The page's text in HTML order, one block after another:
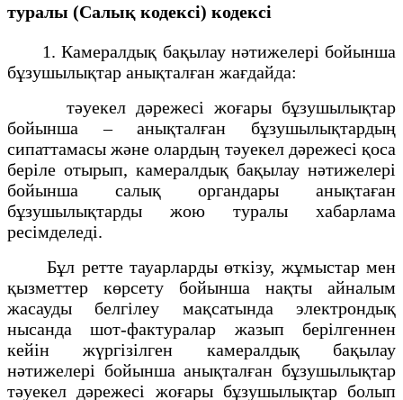
туралы (Салық кодексі) кодексі
1. Камералдық бақылау нәтижелері бойынша
бұзушылықтар анықталған жағдайда:
тәуекел дәрежесі жоғары бұзушылықтар
бойынша – анықталған бұзушылықтардың
сипаттамасы және олардың тәуекел дәрежесі қоса
беріле отырып, камералдық бақылау нәтижелері
бойынша салық органдары анықтаған
бұзушылықтарды жою туралы хабарлама
ресімделеді.
Бұл ретте тауарларды өткізу, жұмыстар мен
қызметтер көрсету бойынша нақты айналым
жасауды белгілеу мақсатында электрондық
нысанда шот-фактуралар жазып берілгеннен
кейін жүргізілген камералдық бақылау
нәтижелері бойынша анықталған бұзушылықтар
тәуекел дәрежесі жоғары бұзушылықтар болып